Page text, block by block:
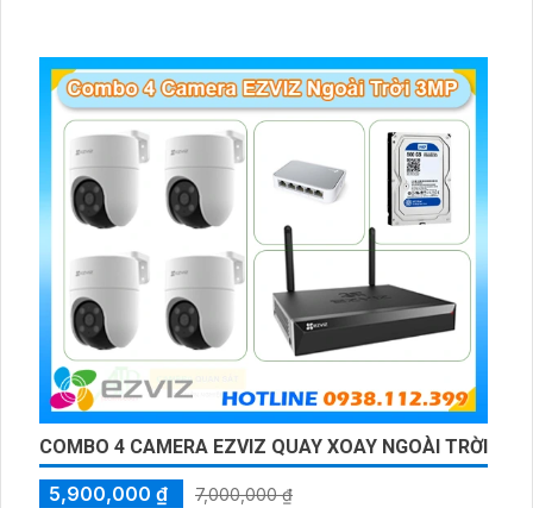
COMBO 4 CAMERA EZVIZ QUAY XOAY NGOÀI TRỜI
5,900,000 ₫
7,000,000 ₫